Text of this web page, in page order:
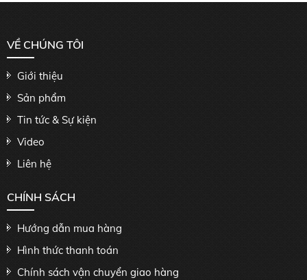
VỀ CHÚNG TÔI
Giới thiệu
Sản phẩm
Tin tức & Sự kiện
Video
Liên hệ
CHÍNH SÁCH
Hướng dẫn mua hàng
Hình thức thanh toán
Chính sách vận chuyển giao hàng